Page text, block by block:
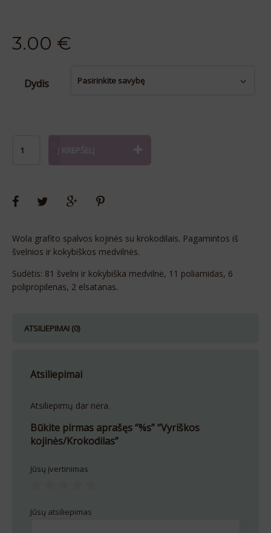
3.00 €
Dydis
Wola grafito spalvos kojinės su krokodilais. Pagamintos iš
švelnios ir kokybiškos medvilnės.
Sudėtis: 81 švelni ir kokybiška medvilnė, 11 poliamidas, 6
polipropilenas, 2 elsatanas.
ATSILIEPIMAI (0)
Atsiliepimai
Atsiliepimų dar nėra.
Būkite pirmas aprašęs “%s” “Vyriškos
kojinės/Krokodilas”
Jūsų įvertinimas
Jūsų atsiliepimas